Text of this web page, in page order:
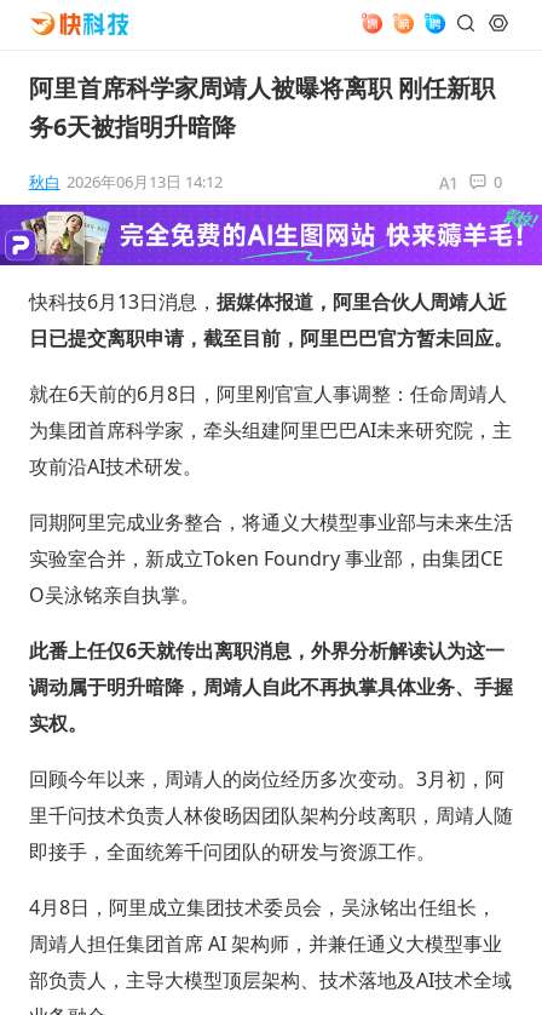
阿里首席科学家周靖人被曝将离职 刚任新职
务6天被指明升暗降
秋白 2026年06月13日 14:12 0
快科技6月13日消息， 据媒体报道，阿里合伙人周靖人近
日已提交离职申请，截至目前，阿里巴巴官方暂未回应。
就在6天前的6月8日，阿里刚官宣人事调整：任命周靖人
为集团首席科学家，牵头组建阿里巴巴AI未来研究院，主
攻前沿AI技术研发。
同期阿里完成业务整合，将通义大模型事业部与未来生活
实验室合并，新成立Token Foundry 事业部，由集团CE
O吴泳铭亲自执掌。
此番上任仅6天就传出离职消息，外界分析解读认为这一
调动属于明升暗降，周靖人自此不再执掌具体业务、手握
实权。
回顾今年以来，周靖人的岗位经历多次变动。3月初，阿
里千问技术负责人林俊旸因团队架构分歧离职，周靖人随
即接手，全面统筹千问团队的研发与资源工作。
4月8日，阿里成立集团技术委员会，吴泳铭出任组长，
周靖人担任集团首席 AI 架构师，并兼任通义大模型事业
部负责人，主导大模型顶层架构、技术落地及AI技术全域